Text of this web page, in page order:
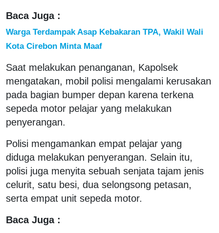
Baca Juga :
Warga Terdampak Asap Kebakaran TPA, Wakil Wali
Kota Cirebon Minta Maaf
Saat melakukan penanganan, Kapolsek
mengatakan, mobil polisi mengalami kerusakan
pada bagian bumper depan karena terkena
sepeda motor pelajar yang melakukan
penyerangan.
Polisi mengamankan empat pelajar yang
diduga melakukan penyerangan. Selain itu,
polisi juga menyita sebuah senjata tajam jenis
celurit, satu besi, dua selongsong petasan,
serta empat unit sepeda motor.
Baca Juga :